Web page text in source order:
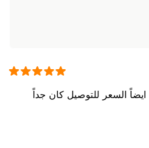
السعر للتوصيل كان جداً